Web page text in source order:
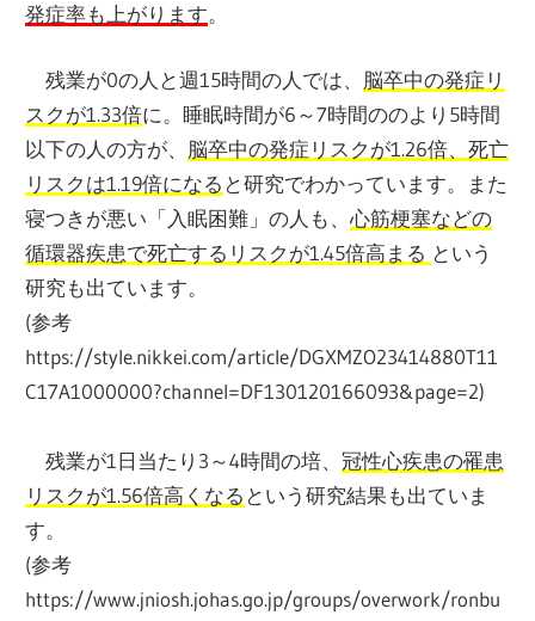
発症率も上がります。
残業が0の人と週15時間の人では、 脳卒中の発症リ
スクが1.33倍に。睡眠時間が6～7時間ののより5時間
以下の人の方が、 脳卒中の発症リスクが1.26倍、死亡
リスクは1.19倍になる と研究でわかっています。また
寝つきが悪い「入眠困難」の人も、心筋梗塞などの
循環器疾患で死亡するリスクが1.45倍高まる という
研究も出ています。
(参考
https://style.nikkei.com/article/DGXMZO23414880T11
C17A1000000?channel=DF130120166093&page=2)
残業が1日当たり3～4時間の培、 冠性心疾患の罹患
リスクが1.56倍高くなる という研究結果も出ていま
す。
(参考
https://www.jniosh.johas.go.jp/groups/overwork/ronbu